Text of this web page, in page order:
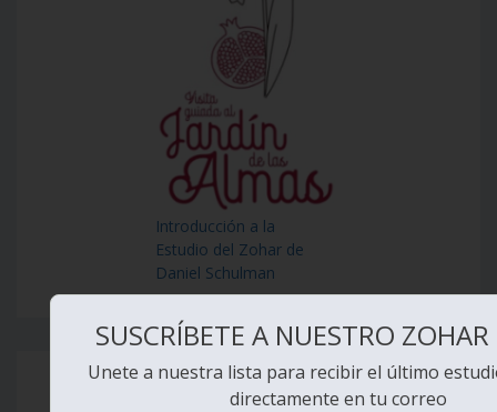
Introducción a la
Estudio del Zohar de
Daniel Schulman
SUSCRÍBETE A NUESTRO
Unete a nuestra lista para recibir el último
directamente en tu correo